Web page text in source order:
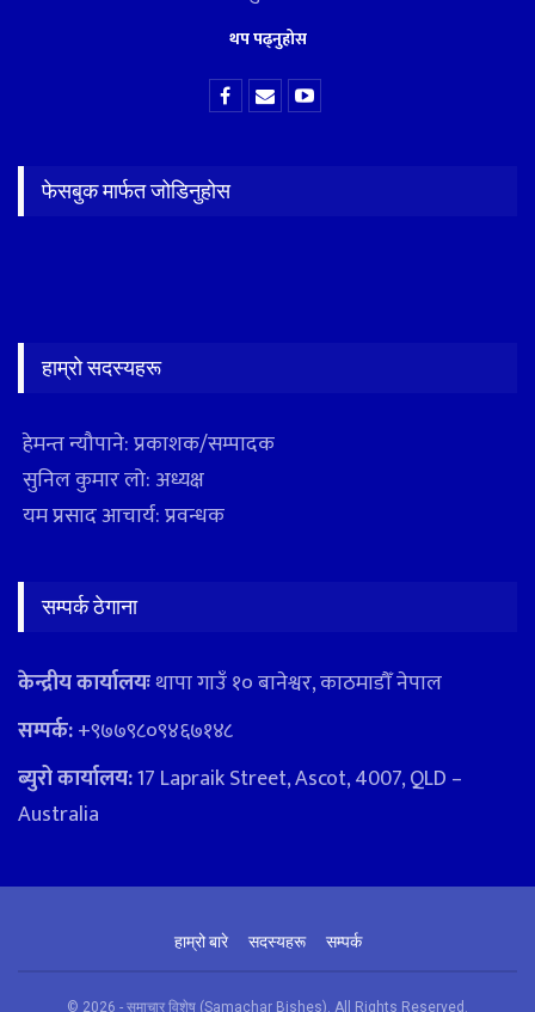
थप पढ्नुहोस
फेसबुक मार्फत जोडिनुहोस
हाम्रो सदस्यहरू
हेमन्त न्यौपाने: प्रकाशक/सम्पादक
सुनिल कुमार लो: अध्यक्ष
यम प्रसाद आचार्य: प्रवन्धक
सम्पर्क ठेगाना
केन्द्रीय कार्यालयःथापा गाउँ १० बानेश्वर, काठमाडौँ नेपाल
सम्पर्क:+९७७९८०९४६७१४८
ब्युरो कार्यालय:17 Lapraik Street, Ascot, 4007, QLD –
Australia
हाम्रो बारे सदस्यहरू सम्पर्क
© 2026 - समाचार विशेष (Samachar Bishes). All Rights Reserved.